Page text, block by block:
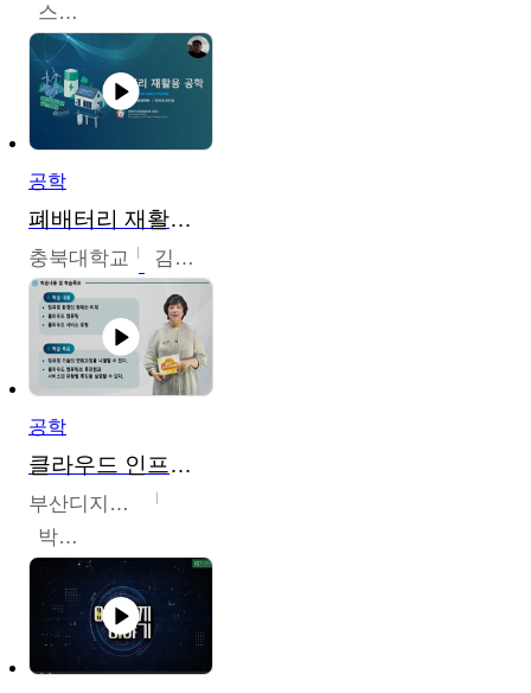
스마트해상물류관리사 교육위원회
공학
폐배터리 재활용 공학
충북대학교 김영재,최진섭,한성수,한요셉,윤문수,박유세,강동우,박민준,이동주,조채용
공학
클라우드 인프라 구축 및 활용
부산디지털대학교
박수현